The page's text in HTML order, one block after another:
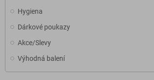
Hygiena
Dárkové poukazy
Akce/Slevy
Výhodná balení